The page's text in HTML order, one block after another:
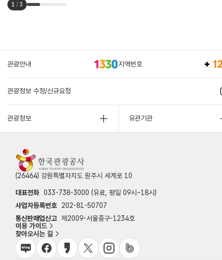
1 / 3
관광안내 지역번호
관광정보 수정/신규요청
관광정보 유관기관
(26464) 강원특별자치도 원주시 세계로 10
대표전화 033-738-3000 (유료, 평일 09시~18시)
사업자등록번호
202-81-50707
통신판매업신고 제2009-서울중구-1234호
이용 가이드
찾아오시는 길